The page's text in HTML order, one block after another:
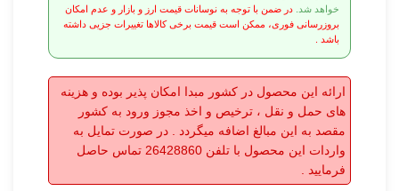
خواهد شد. در ضمن با توجه به نوسانات قیمت ارز و بازار و عدم امکان
بروزرسانی فوری، ممکن است قیمت برخی کالاها تغییرات جزیی داشته
باشد .
ارائه این محصول در کشور مبدا امکان پذیر بوده و هزینه
های حمل و نقل ، ترخیص و اخذ مجوز ورود به کشور
مقصد به این مبالغ اضافه میگردد . در صورت تمایل به
واردات این محصول با تلفن 26428860 تماس حاصل
فرمایید .